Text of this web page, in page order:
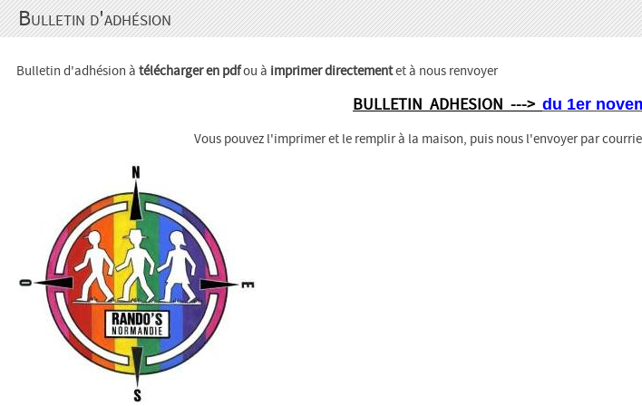
Bulletin d'adhésion
Bulletin d'adhésion à télécharger en pdfou à imprimer directementet à nous renvoyer
BULLETIN ADHESION ---> du 1er
Vous pouvez l'imprimer et le remplir à la maison, puis nous l'envoyer par